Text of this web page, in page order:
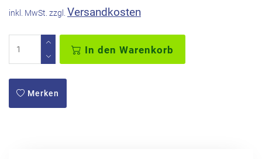
inkl. MwSt. zzgl. Versandkosten
In den Warenkorb
Merken